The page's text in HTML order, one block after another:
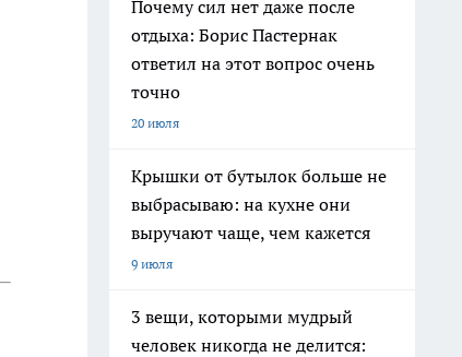
Почему сил нет даже после
отдыха: Борис Пастернак
ответил на этот вопрос очень
точно
20 июля
Крышки от бутылок больше не
выбрасываю: на кухне они
выручают чаще, чем кажется
9 июля
3 вещи, которыми мудрый
человек никогда не делится: